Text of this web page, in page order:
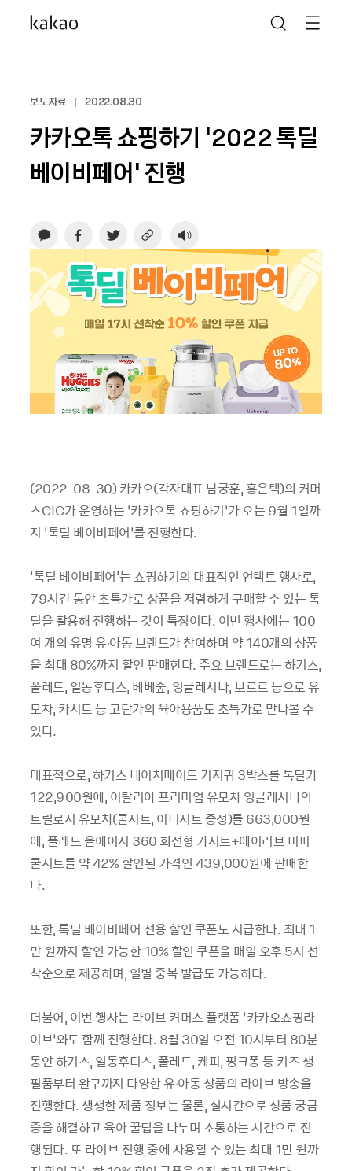
보도자료 2022.08.30
카카오톡 쇼핑하기 ‘2022 톡딜
베이비페어’ 진행
(2022-08-30) 카카오(각자대표 남궁훈, 홍은택)의 커머
스CIC가 운영하는 ‘카카오톡 쇼핑하기’가 오는 9월 1일까
지 ‘톡딜 베이비페어’를 진행한다.
'톡딜 베이비페어'는 쇼핑하기의 대표적인 언택트 행사로,
79시간 동안 초특가로 상품을 저렴하게 구매할 수 있는 톡
딜을 활용해 진행하는 것이 특징이다. 이번 행사에는 100
여 개의 유명 유∙아동 브랜드가 참여하며 약 140개의 상품
을 최대 80%까지 할인 판매한다. 주요 브랜드로는 하기스,
폴레드, 일동후디스, 베베숲, 잉글레시나, 보르르 등으로 유
모차, 카시트 등 고단가의 육아용품도 초특가로 만나볼 수
있다.
대표적으로, 하기스 네이처메이드 기저귀 3박스를 톡딜가
122,900원에, 이탈리아 프리미엄 유모차 잉글레시나의
트릴로지 유모차(쿨시트, 이너시트 증정)를 663,000원
에, 폴레드 올에이지 360 회전형 카시트+에어러브 미피
쿨시트를 약 42% 할인된 가격인 439,000원에 판매한
다.
또한, 톡딜 베이비페어 전용 할인 쿠폰도 지급한다. 최대 1
만 원까지 할인 가능한 10% 할인 쿠폰을 매일 오후 5시 선
착순으로 제공하며, 일별 중복 발급도 가능하다.
더불어, 이번 행사는 라이브 커머스 플랫폼 ‘카카오쇼핑라
이브’와도 함께 진행한다. 8월 30일 오전 10시부터 80분
동안 하기스, 일동후디스, 폴레드, 케피, 핑크퐁 등 키즈 생
필품부터 완구까지 다양한 유∙아동 상품의 라이브 방송을
진행한다. 생생한 제품 정보는 물론, 실시간으로 상품 궁금
증을 해결하고 육아 꿀팁을 나누며 소통하는 시간으로 진
행된다. 또 라이브 진행 중에 사용할 수 있는 최대 1만 원까